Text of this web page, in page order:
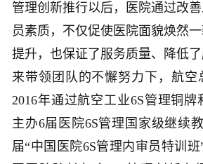
管理创新推行以后，医院通过改
员素质，不仅促使医院面貌焕然
提升，也保证了服务质量、降低
来带领团队的不懈努力下，航空
2016年通过航空工业6S管理铜
主办6届医院6S管理国家级继续
届“中国医院6S管理内审员特训